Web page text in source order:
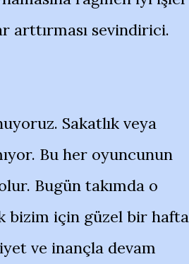
arttırması sevindirici.
Sakatlık veya
Bu her oyuncunun
Bugün takımda o
bizim için güzel bir hafta
ve inançla devam